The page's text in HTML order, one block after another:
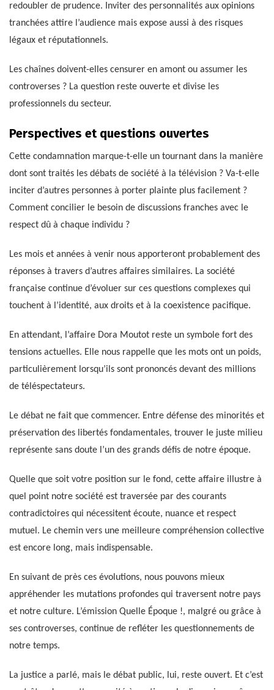
redoubler de prudence. Inviter des personnalités aux opinions
tranchées attire l’audience mais expose aussi à des risques
légaux et réputationnels.
Les chaînes doivent-elles censurer en amont ou assumer les
controverses ? La question reste ouverte et divise les
professionnels du secteur.
Perspectives et questions ouvertes
Cette condamnation marque-t-elle un tournant dans la manière
dont sont traités les débats de société à la télévision ? Va-t-elle
inciter d’autres personnes à porter plainte plus facilement ?
Comment concilier le besoin de discussions franches avec le
respect dû à chaque individu ?
Les mois et années à venir nous apporteront probablement des
réponses à travers d’autres affaires similaires. La société
française continue d’évoluer sur ces questions complexes qui
touchent à l’identité, aux droits et à la coexistence pacifique.
En attendant, l’affaire Dora Moutot reste un symbole fort des
tensions actuelles. Elle nous rappelle que les mots ont un poids,
particulièrement lorsqu’ils sont prononcés devant des millions
de téléspectateurs.
Le débat ne fait que commencer. Entre défense des minorités et
préservation des libertés fondamentales, trouver le juste milieu
représente sans doute l’un des grands défis de notre époque.
Quelle que soit votre position sur le fond, cette affaire illustre à
quel point notre société est traversée par des courants
contradictoires qui nécessitent écoute, nuance et respect
mutuel. Le chemin vers une meilleure compréhension collective
est encore long, mais indispensable.
En suivant de près ces évolutions, nous pouvons mieux
appréhender les mutations profondes qui traversent notre pays
et notre culture. L’émission Quelle Époque !, malgré ou grâce à
ses controverses, continue de refléter les questionnements de
notre temps.
La justice a parlé, mais le débat public, lui, reste ouvert. Et c’est